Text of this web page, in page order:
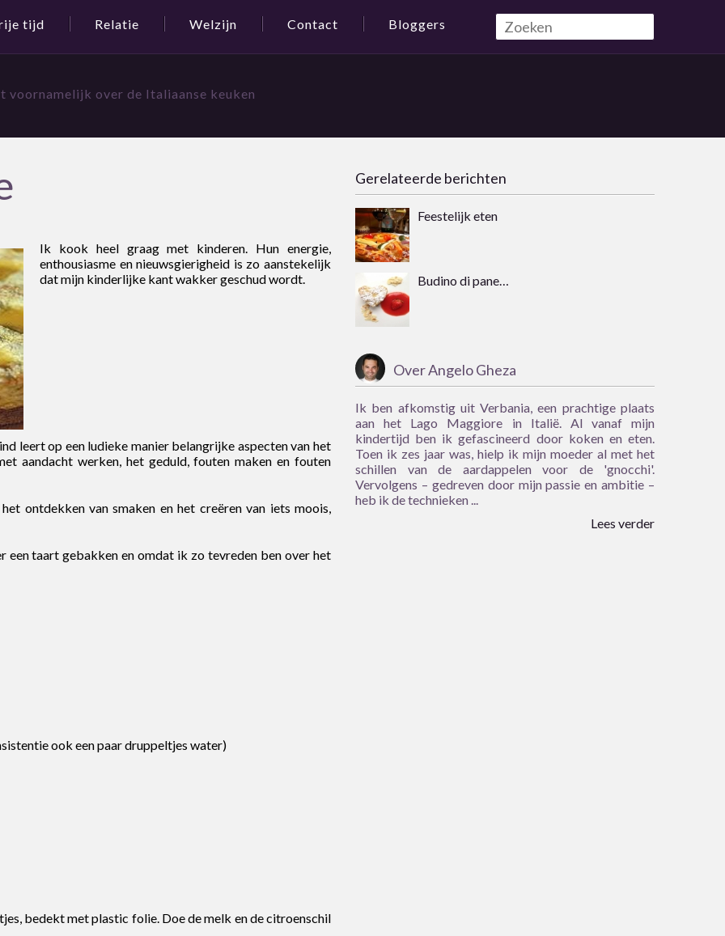
tijd Relatie Welzijn Contact Bloggers
voornamelijk over de Italiaanse keuken
Ik kook heel graag met kinderen. Hun energie,
enthousiasme en nieuwsgierigheid is zo aanstekelijk
dat mijn kinderlijke kant wakker geschud wordt.
leert op een ludieke manier belangrijke aspecten van het
aandacht werken, het geduld, fouten maken en fouten
ontdekken van smaken en het creëren van iets moois,
een taart gebakken en omdat ik zo tevreden ben over het
ook een paar druppeltjes water)
bedekt met plastic folie. Doe de melk en de citroenschil
Gerelateerde berichten
Feestelijk eten
Budino di pane…
Over Angelo Gheza
Ik ben afkomstig uit Verbania, een prachtige plaats
aan het Lago Maggiore in Italië. Al vanaf mijn
kindertijd ben ik gefascineerd door koken en eten.
Toen ik zes jaar was, hielp ik mijn moeder al met het
schillen van de aardappelen voor de 'gnocchi'.
Vervolgens – gedreven door mijn passie en ambitie –
heb ik de technieken ...
Lees verder